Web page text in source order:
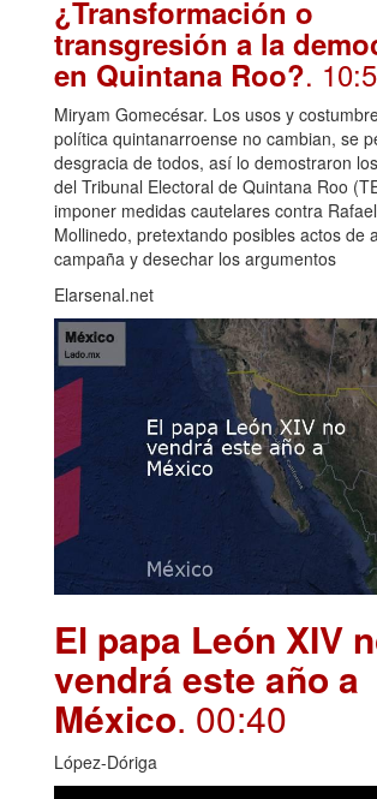
¿Transformación o
transgresión a la
en Quintana Roo?.
Miryam Gomecésar. Los usos y
política quintanarroense no cambian, se
desgracia de todos, así lo demostraron
del Tribunal Electoral de Quintana Roo
imponer medidas cautelares contra
Mollinedo, pretextando posibles actos de
campaña y desechar los argumentos
Elarsenal.net
El papa León XIV
vendrá este año a
México. 00:40
López-Dóriga